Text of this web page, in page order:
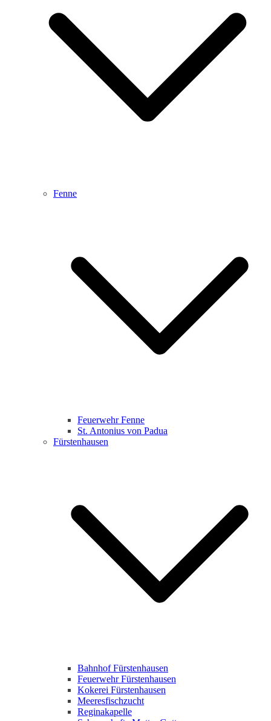
Fenne
Feuerwehr Fenne
St. Antonius von Padua
Fürstenhausen
Bahnhof Fürstenhausen
Feuerwehr Fürstenhausen
Kokerei Fürstenhausen
Meeresfischzucht
Reginakapelle